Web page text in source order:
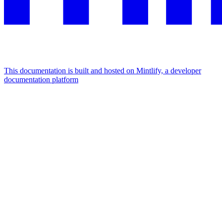
This documentation is built and hosted on Mintlify, a developer
documentation platform